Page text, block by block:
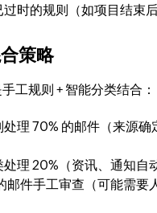
时的规则（如项目结束后
策略
手工规则 + 智能分类结合 ：
处理 70% 的邮件（来源确
理 20%（资讯、通知自
邮件手工审查（可能需要